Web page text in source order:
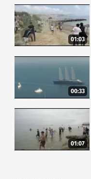
01:03
00:33
01:07